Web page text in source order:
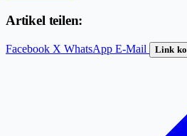
Artikel teilen:
Facebook X WhatsApp E-Mail Link